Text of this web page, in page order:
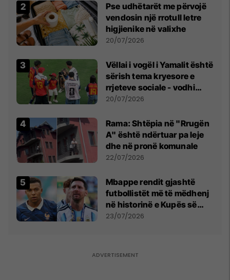
Pse udhëtarët me përvojë
vendosin një rrotull letre
higjienike në valixhe
20/07/2026
Vëllai i vogël i Yamalit është
sërish tema kryesore e
rrjeteve sociale - vodhi
vëmendjen pas finales së
20/07/2026
Rama: Shtëpia në "Rrugën
A" është ndërtuar pa leje
dhe në pronë komunale
22/07/2026
Mbappe rendit gjashtë
futbollistët më të mëdhenj
në historinë e Kupës së
Botës, Messi mbetet i dyti
23/07/2026